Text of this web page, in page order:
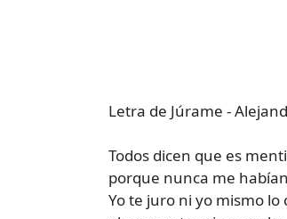
Letra de Júrame -
Todos dicen que es
porque nunca me
Yo te juro ni yo mismo lo